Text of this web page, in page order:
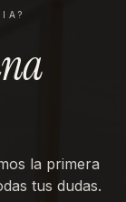
?
la primera
tus dudas.